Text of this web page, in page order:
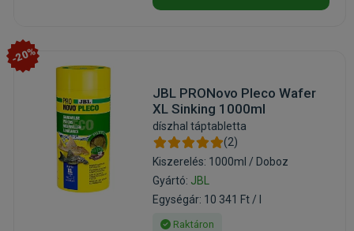
-20%
JBL PRONovo Pleco Wafer
XL Sinking 1000ml
díszhal táptabletta
(2)
Kiszerelés: 1000ml / Doboz
Gyártó: JBL
Egységár: 10 341 Ft / l
Raktáron